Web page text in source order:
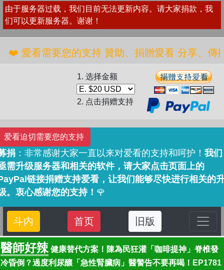
由于服务器过载，我们目前无法更新内容。请大家捐款，我
们可以更新服务器。谢谢！
看需要您的支持 贊助、捐贈愛看 分享、傳播愛
1. 选择金额
2. 点击捐赠支持
爱看迫切需要您的支持
捐 ：非常感谢大家一直以来对爱看的支持和呵护！ 我们
需升级服务器和相关的软件，请大家点击页面上的
链接捐赠支持爱看，让我们能够尽快进行相关的
。衷心感谢您的支持！ 🌹
斗内 首页 旧版
醫師好辣 健康替代方案！陳為民狂灌「咖啡提神」脊椎發
冷昏倒？過度利尿釀「急性腎臟病」醫警告不要再喝！EP1781